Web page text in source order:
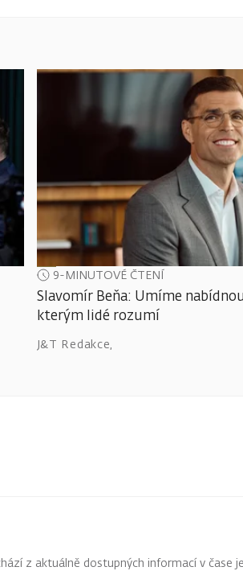
9-MINUTOVÉ ČTENÍ
Slavomír Beňa: Umíme
kterým lidé rozumí
J&T Redakce,
z aktuálně dostupných informací v